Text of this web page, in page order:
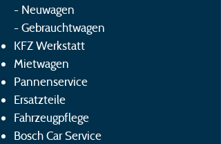
- Neuwagen
-Gebrauchtwagen
KFZ Werkstatt
Mietwagen
Pannenservice
Ersatzteile
Fahrzeugpflege
Bosch Car Service